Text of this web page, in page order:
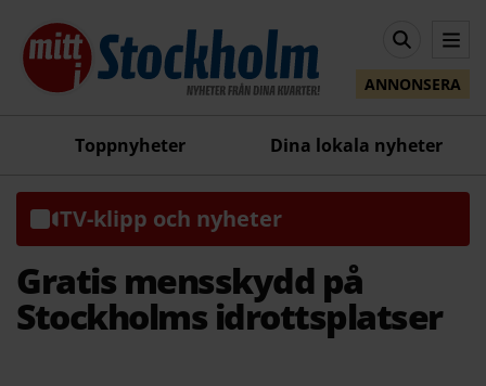
ANNONSERA
Toppnyheter Dina lokala nyheter
TV-klipp och nyheter
Gratis mensskydd på
Stockholms idrottsplatser